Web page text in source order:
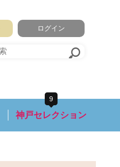
ログイン
9
神戸セレクション